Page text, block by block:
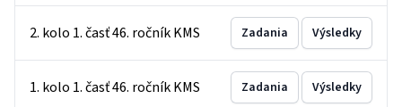
2. kolo 1. časť 46. ročník KMS Zadania Výsledky
1. kolo 1. časť 46. ročník KMS Zadania Výsledky